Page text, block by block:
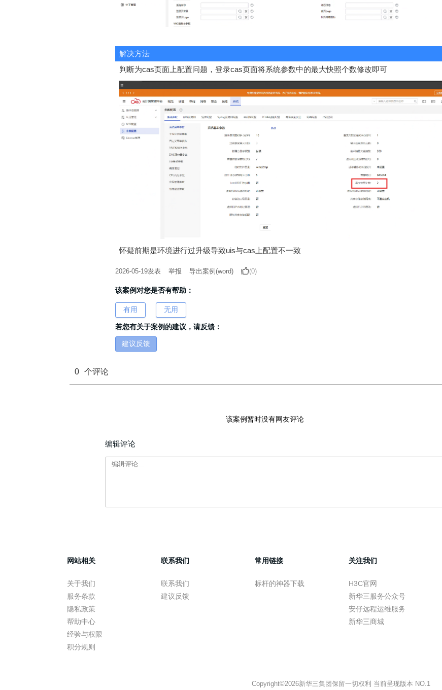
解决方法
判断为cas页面上配置问题，登录cas页面将系统参数中的最大快照个数修改即可
怀疑前期是环境进行过升级导致uis与cas上配置不一致
2026-05-19发表 举报 导出案例(word) (0)
该案例对您是否有帮助：
有用 无用
若您有关于案例的建议，请反馈：
建议反馈
0 个评论
该案例暂时没有网友评论
编辑评论
网站相关
关于我们
服务条款
隐私政策
帮助中心
经验与权限
积分规则
联系我们
联系我们
建议反馈
常用链接
标杆的神器下载
关注我们
H3C官网
新华三服务公众号
安仔远程运维服务
新华三商城
Copyright©2026新华三集团保留一切权利 当前呈现版本 NO.1